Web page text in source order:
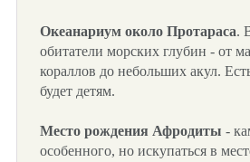
Океанариум около Протараса.
обитатели морских глубин - от
кораллов до небольших акул.
будет детям.
Место рождения Афродиты -
особенного, но искупаться в